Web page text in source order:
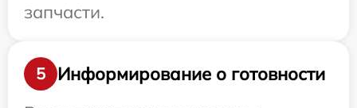
запчасти.
5
Информирование о готовности